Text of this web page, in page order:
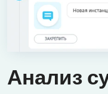
Анализ